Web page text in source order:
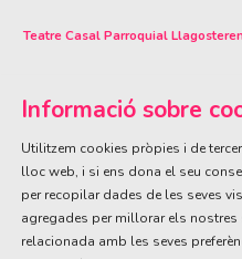
Teatre Casal Parroquial
ÀREA DE CULTURA
Olivareta, 38 · T. 972 83 00 05
Informació sobre
Utilitzem cookies pròpies i de
lloc web, i si ens dona el seu
per recopilar dades de les seves
agregades per millorar els
relacionada amb les seves